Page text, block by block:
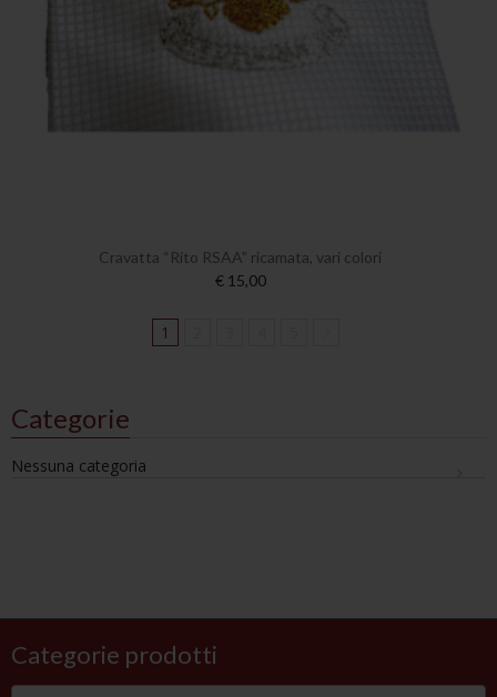
Cravatta “Rito RSAA” ricamata, vari colori
€ 15,00
1
Categorie
Nessuna categoria
Categorie prodotti